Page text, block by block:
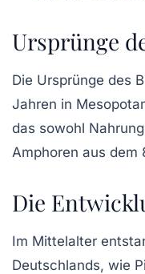
Ursprünge
Die Ursprünge des
Jahren in
das sowohl
Amphoren aus dem
Die
Im Mittelalter
Deutschlands, wie